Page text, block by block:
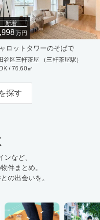
新着
万円
ロットタワーのそばで
谷区三軒茶屋 （三軒茶屋駅）
/ 76.60㎡
探す
ンなど、
件まとめ。
の出会いを。